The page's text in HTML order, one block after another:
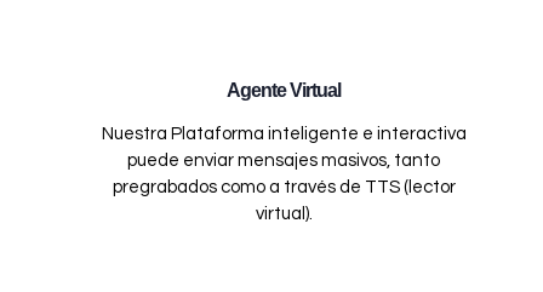
Agente Virtual
Nuestra Plataforma inteligente e interactiva
puede enviar mensajes masivos, tanto
pregrabados como a través de TTS (lector
virtual).